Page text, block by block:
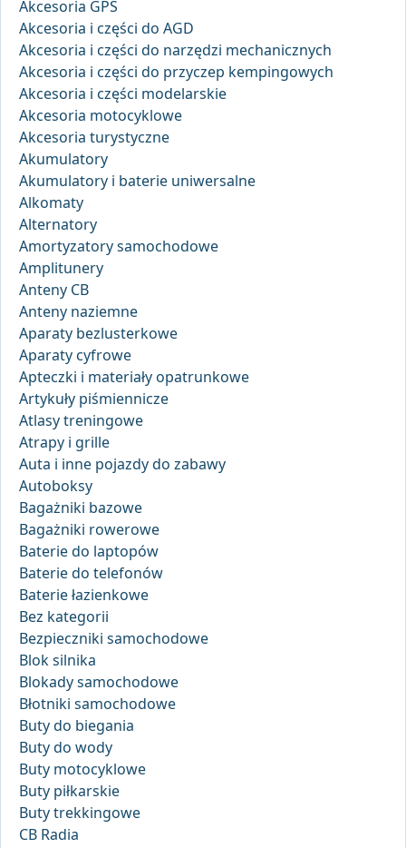
Akcesoria GPS
Akcesoria i części do AGD
Akcesoria i części do narzędzi mechanicznych
Akcesoria i części do przyczep kempingowych
Akcesoria i części modelarskie
Akcesoria motocyklowe
Akcesoria turystyczne
Akumulatory
Akumulatory i baterie uniwersalne
Alkomaty
Alternatory
Amortyzatory samochodowe
Amplitunery
Anteny CB
Anteny naziemne
Aparaty bezlusterkowe
Aparaty cyfrowe
Apteczki i materiały opatrunkowe
Artykuły piśmiennicze
Atlasy treningowe
Atrapy i grille
Auta i inne pojazdy do zabawy
Autoboksy
Bagażniki bazowe
Bagażniki rowerowe
Baterie do laptopów
Baterie do telefonów
Baterie łazienkowe
Bez kategorii
Bezpieczniki samochodowe
Blok silnika
Blokady samochodowe
Błotniki samochodowe
Buty do biegania
Buty do wody
Buty motocyklowe
Buty piłkarskie
Buty trekkingowe
CB Radia